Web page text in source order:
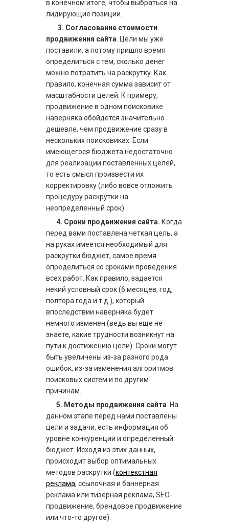
в конечном итоге, чтобы выбраться на
лидирующие позиции.
3. Согласование стоимости
продвижения сайта . Цели мы уже
поставили, а потому пришло время
определиться с тем, сколько денег
можно потратить на раскрутку. Как
правило, конечная сумма зависит от
масштабности целей. К примеру,
продвижение в одном поисковике
наверняка обойдется значительно
дешевле, чем продвижение сразу в
нескольких поисковиках. Если
имеющегося бюджета недостаточно
для реализации поставленных целей,
то есть смысл произвести их
корректировку (либо вовсе отложить
процедуру раскрутки на
неопределенный срок).
4. Сроки продвижения сайта. Когда
перед вами поставлена четкая цель, а
на руках имеется необходимый для
раскрутки бюджет, самое время
определиться со сроками проведения
всех работ. Как правило, задается
некий условный срок (6 месяцев, год,
полтора года и т.д.), который
впоследствии наверняка будет
немного изменен (ведь вы еще не
знаете, какие трудности возникнут на
пути к достижению цели). Сроки могут
быть увеличены из-за разного рода
ошибок, из-за изменения алгоритмов
поисковых систем и по другим
причинам.
5. Методы продвижения сайта . На
данном этапе перед нами поставлены
цели и задачи, есть информация об
уровне конкуренции и определенный
бюджет. Исходя из этих данных,
происходит выбор оптимальных
методов раскрутки (контекстная
реклама, ссылочная и баннерная
реклама или тизерная реклама, SEO-
продвижение, брендовое продвижение
или что-то другое).